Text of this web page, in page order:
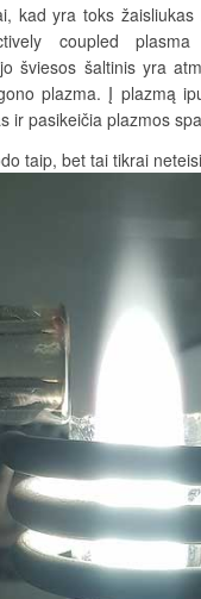
kad yra toks žaisliukas
coupled plasma
šviesos šaltinis yra
plazma. Į plazmą
ir pasikeičia plazmos
taip, bet tai tikrai